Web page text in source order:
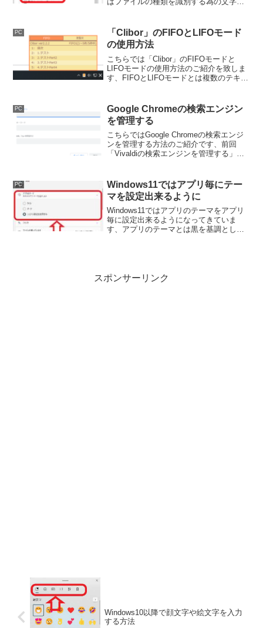
す、そんな拡張子を表示して確認出来る
様にしてみましょう。
PC
「Clibor」のFIFOとLIFOモード
の使用方法
こちらでは「Clibor」のFIFOモードと
LIFOモードの使用方法のご紹介を致しま
す、FIFOとLIFOモードとは複数のテキス
よっては非常に便利な機能になっていま
す。
PC
Google Chromeの検索エンジン
を管理する
こちらではGoogle Chromeの検索エンジ
ンを管理する方法のご紹介です、前回
「Vivaldiの検索エンジンを管理する」で
をご紹介致します。
PC
Windows11ではアプリ毎にテー
マを設定出来るように
Windows11ではアプリのテーマをアプリ
毎に設定出来るようになってきていま
す、アプリのテーマとは黒を基調とした
スポンサーリンク
Windows10以降で顔文字や絵文字を入力
する方法